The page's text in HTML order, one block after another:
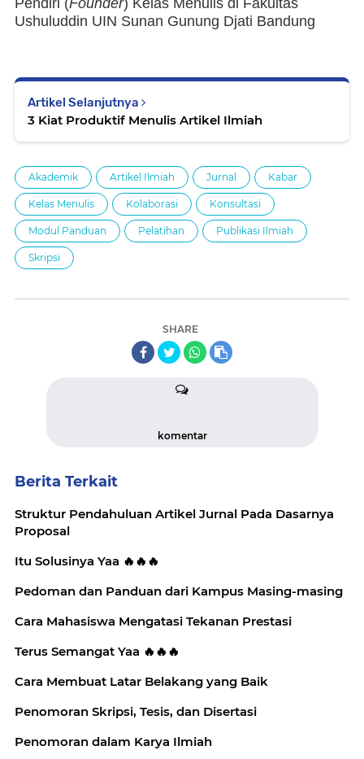
Pendiri (Founder) Kelas Menulis di Fakultas
Ushuluddin UIN Sunan Gunung Djati Bandung
Artikel Selanjutnya
3 Kiat Produktif Menulis Artikel Ilmiah
Akademik Artikel Ilmiah Jurnal Kabar
Kelas Menulis Kolaborasi Konsultasi
Modul Panduan Pelatihan Publikasi Ilmiah
Skripsi
SHARE
komentar
Berita Terkait
Struktur Pendahuluan Artikel Jurnal Pada Dasarnya
Proposal
Itu Solusinya Yaa 🔥🔥🔥
Pedoman dan Panduan dari Kampus Masing-masing
Cara Mahasiswa Mengatasi Tekanan Prestasi
Terus Semangat Yaa 🔥🔥🔥
Cara Membuat Latar Belakang yang Baik
Penomoran Skripsi, Tesis, dan Disertasi
Penomoran dalam Karya Ilmiah